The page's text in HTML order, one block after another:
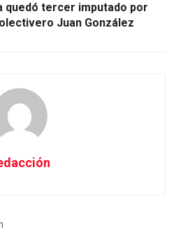
quedó tercer imputado por
Juan González